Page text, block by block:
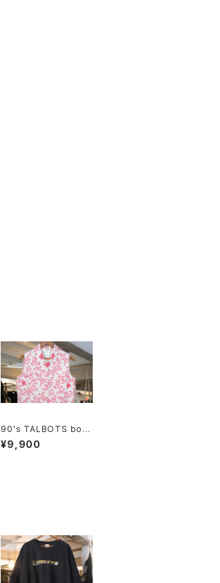
90's TALBOTS bota
nical scroll printed I
rish linen sleeveles
¥9,900